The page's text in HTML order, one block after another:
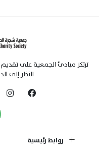
ترتكز مبادئ الجمعية على
النظر إلى
روابط رئيسية